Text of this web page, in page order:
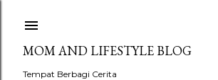
MOM AND LIFESTYLE BLOG
Tempat Berbagi Cerita